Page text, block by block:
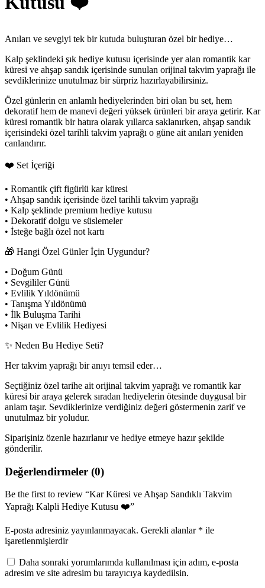
Anıları ve sevgiyi tek bir kutuda buluşturan özel bir hediye…
Kalp şeklindeki şık hediye kutusu içerisinde yer alan romantik kar
küresi ve ahşap sandık içerisinde sunulan orijinal takvim yaprağı ile
sevdiklerinize unutulmaz bir sürpriz hazırlayabilirsiniz.
Özel günlerin en anlamlı hediyelerinden biri olan bu set, hem
dekoratif hem de manevi değeri yüksek ürünleri bir araya getirir. Kar
küresi romantik bir hatıra olarak yıllarca saklanırken, ahşap sandık
içerisindeki özel tarihli takvim yaprağı o güne ait anıları yeniden
canlandırır.
❤️ Set İçeriği
• Romantik çift figürlü kar küresi
• Ahşap sandık içerisinde özel tarihli takvim yaprağı
• Kalp şeklinde premium hediye kutusu
• Dekoratif dolgu ve süslemeler
• İsteğe bağlı özel not kartı
🎁 Hangi Özel Günler İçin Uygundur?
• Doğum Günü
• Sevgililer Günü
• Evlilik Yıldönümü
• Tanışma Yıldönümü
• İlk Buluşma Tarihi
• Nişan ve Evlilik Hediyesi
✨ Neden Bu Hediye Seti?
Her takvim yaprağı bir anıyı temsil eder…
Seçtiğiniz özel tarihe ait orijinal takvim yaprağı ve romantik kar
küresi bir araya gelerek sıradan hediyelerin ötesinde duygusal bir
anlam taşır. Sevdiklerinize verdiğiniz değeri göstermenin zarif ve
unutulmaz bir yoludur.
Siparişiniz özenle hazırlanır ve hediye etmeye hazır şekilde
gönderilir.
Değerlendirmeler (0)
Be the first to review “Kar Küresi ve Ahşap Sandıklı Takvim
Yaprağı Kalpli Hediye Kutusu ❤️”
E-posta adresiniz yayınlanmayacak. Gerekli alanlar * ile
işaretlenmişlerdir
Daha sonraki yorumlarımda kullanılması için adım, e-posta
adresim ve site adresim bu tarayıcıya kaydedilsin.